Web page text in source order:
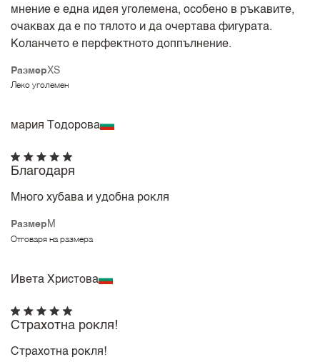
РазмерXS
Леко уголемен
мнение е една идея уголемена, особено в ръкавите,
очаквах да е по тялото и да очертава фигурата.
Коланчето е перфектното доппълнение.
мария Тодорова
Размер M
Отговаря на размера
Благодаря
Много хубава и удобна рокля
Ивета Христова
Страхотна рокля!
Страхотна рокля!